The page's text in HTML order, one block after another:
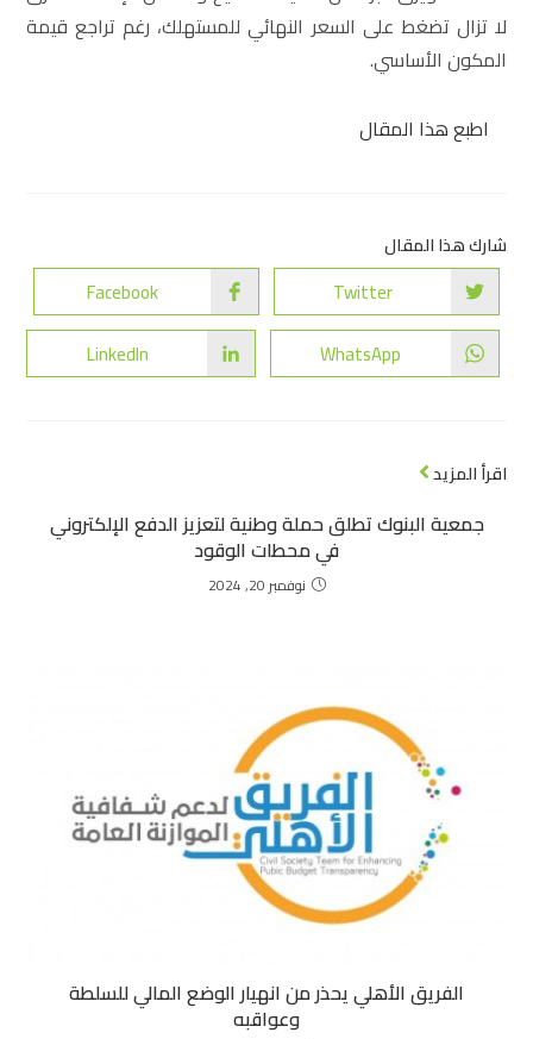
لا تزال تضغط على السعر النهائي للمستهلك، رغم تراجع قيمة
المكون الأساسي.
اطبع هذا المقال
شارك هذا المقال
Twitter
Facebook
WhatsApp
LinkedIn
اقرأ المزيد
جمعية البنوك تطلق حملة وطنية لتعزيز الدفع الإلكتروني
في محطات الوقود
نوفمبر 20, 2024
الفريق الأهلي يحذر من انهيار الوضع المالي للسلطة
وعواقبه